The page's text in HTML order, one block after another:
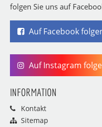
folgen Sie uns auf
Auf Facebook
Auf Instagram
INFORMATION
Kontakt
Sitemap